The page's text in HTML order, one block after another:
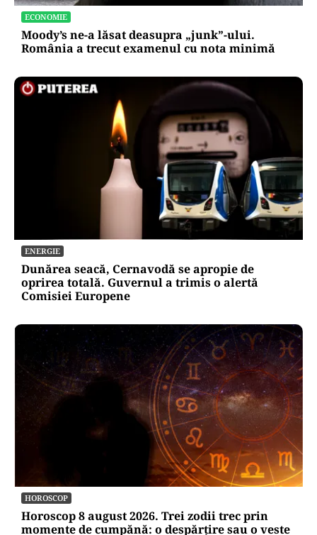
ECONOMIE
Moody’s ne-a lăsat deasupra „junk”-ului.
România a trecut examenul cu nota minimă
ENERGIE
Dunărea seacă, Cernavodă se apropie de
oprirea totală. Guvernul a trimis o alertă
Comisiei Europene
HOROSCOP
Horoscop 8 august 2026. Trei zodii trec prin
momente de cumpănă: o despărțire sau o veste